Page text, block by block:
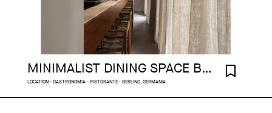
MINIMALIST DINING SPACE BERLIN
LOCATION - GASTRONOMIA - RISTORANTE - BERLINO, GERMANIA